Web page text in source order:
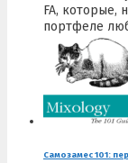
FA, которые,
портфеле
Самозамес 101: